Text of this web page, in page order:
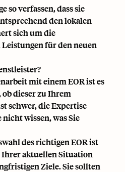
so verfassen, dass sie
den lokalen
sich um die
für den neuen
mit einem EOR ist es
dieser zu Ihrem
schwer, die Expertise
wissen, was Sie
des richtigen EOR ist
Ihrer aktuellen Situation
Ziele. Sie sollten